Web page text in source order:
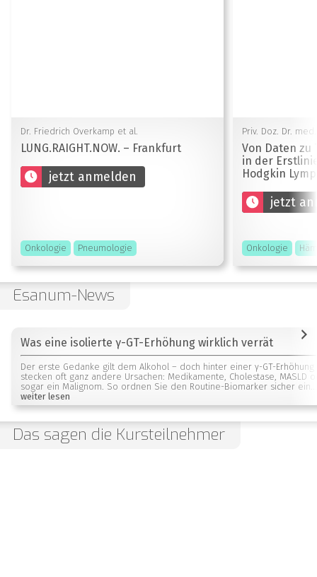
Dr. Friedrich Overkamp et al.
LUNG.RAIGHT.NOW. – Frankfurt
jetzt anmelden
Onkologie Pneumologie
Priv. Doz. Dr.
Von Daten zu
in der
Hodgkin
jetzt
Onkologie
Esanum-News
Was eine isolierte γ-GT-Erhöhung wirklich verrät
Der erste Gedanke gilt dem Alkohol – doch hinter einer γ-GT-Erhöhung
stecken oft ganz andere Ursachen: Medikamente, Cholestase, MASLD
sogar ein Malignom. So ordnen Sie den Routine-Biomarker sicher
weiter lesen
Das sagen die Kursteilnehmer